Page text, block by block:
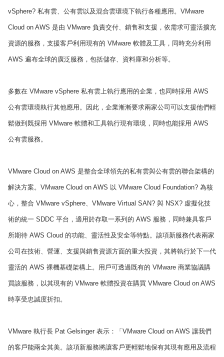
vSphere? 私有雲、公有雲以及混合雲環境下執行各種應用。VMware
Cloud on AWS 是由 VMware 負責交付、銷售和支援，依需求可靈活擴充
資源的服務，支援客戶利用現有的 VMware 軟體及工具，同時充分利用
AWS 遍布全球的廣泛服務，包括儲存、資料庫和分析等。
多數在 VMware vSphere 私有雲上執行應用的企業，也同時採用 AWS
公有雲環境執行其他應用。因此，企業漸漸要求兩家公司可以支援他們輕
鬆做到既採用 VMware 軟體和工具執行現有環境，同時也能採用 AWS
公有雲服務。
VMware Cloud on AWS 是整合全球領先的私有雲與公有雲的聯合架構的
解決方案。VMware Cloud on AWS 以 VMware Cloud Foundation? 為核
心，整合 VMware vSphere、VMware Virtual SAN? 與 NSX? 虛擬化技
術的統一 SDDC 平台，適用於存取一系列的 AWS 服務，同時兼具客戶
所期待 AWS Cloud 的功能、靈活性及安全等特點。該項新服務代表兩家
公司在技術、營運、支援與銷售資源方面的重大投資，其將執行於下一代
靈活的 AWS 裸機基礎架構上。用戶可透過既有的 VMware 商業協議購
買該服務，以其現有的 VMware 軟體投資在購買 VMware Cloud on AWS
時享受忠誠度折扣。
VMware 執行長 Pat Gelsinger 表示：「VMware Cloud on AWS 讓我們
的客戶能兩全其美。該項新服務將讓客戶更輕鬆地保有其現有應用及流程